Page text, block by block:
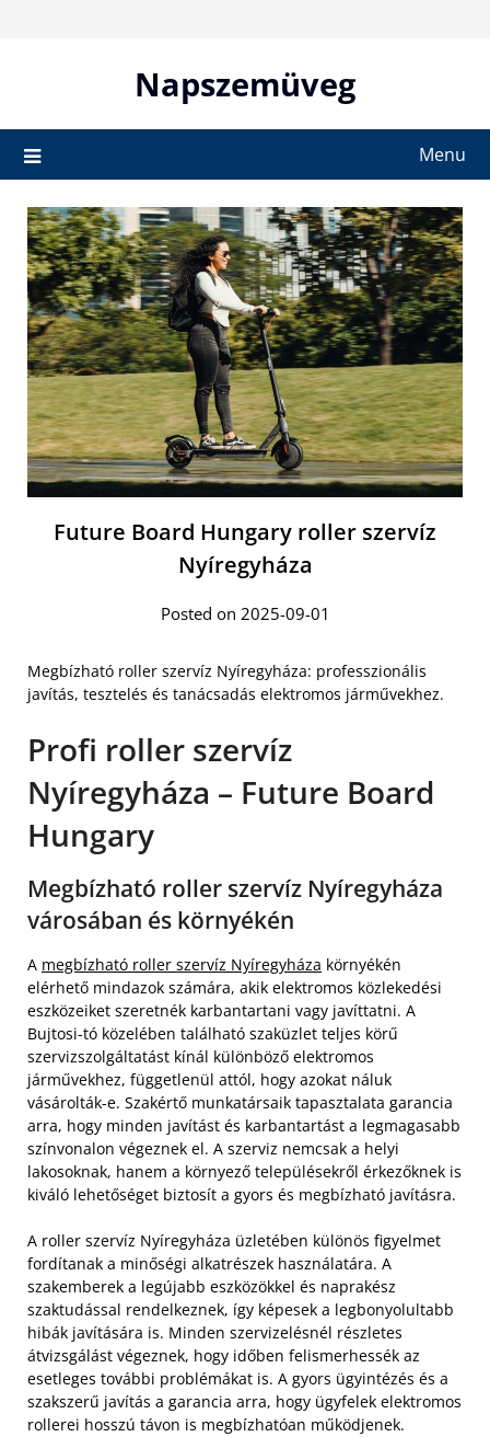
Napszemüveg
Menu
Future Board Hungary roller szervíz
Nyíregyháza
Posted on 2025-09-01
Megbízható roller szervíz Nyíregyháza: professzionális
javítás, tesztelés és tanácsadás elektromos járművekhez.
Profi roller szervíz
Nyíregyháza – Future Board
Hungary
Megbízható roller szervíz Nyíregyháza
városában és környékén
A megbízható roller szervíz Nyíregyháza környékén
elérhető mindazok számára, akik elektromos közlekedési
eszközeiket szeretnék karbantartani vagy javíttatni. A
Bujtosi-tó közelében található szaküzlet teljes körű
szervizszolgáltatást kínál különböző elektromos
járművekhez, függetlenül attól, hogy azokat náluk
vásárolták-e. Szakértő munkatársaik tapasztalata garancia
arra, hogy minden javítást és karbantartást a legmagasabb
színvonalon végeznek el. A szerviz nemcsak a helyi
lakosoknak, hanem a környező településekről érkezőknek is
kiváló lehetőséget biztosít a gyors és megbízható javításra.
A roller szervíz Nyíregyháza üzletében különös figyelmet
fordítanak a minőségi alkatrészek használatára. A
szakemberek a legújabb eszközökkel és naprakész
szaktudással rendelkeznek, így képesek a legbonyolultabb
hibák javítására is. Minden szervizelésnél részletes
átvizsgálást végeznek, hogy időben felismerhessék az
esetleges további problémákat is. A gyors ügyintézés és a
szakszerű javítás a garancia arra, hogy ügyfelek elektromos
rollerei hosszú távon is megbízhatóan működjenek.